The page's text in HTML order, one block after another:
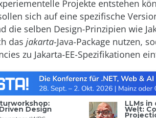
Projekte entstehen
sich auf eine spezifische
die selben Design-Prinzipien wie
das jakarta-Java-Package nutzen,
zu Jakarta-EE-Spezifikationen